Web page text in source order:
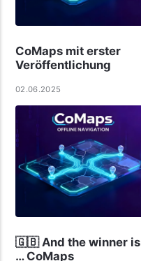
CoMaps mit erster
Veröffentlichung
02.06.2025
🇬🇧 And the winner is
… CoMaps